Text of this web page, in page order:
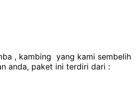
, kambing yang kami sembelih
anda, paket ini terdiri dari :